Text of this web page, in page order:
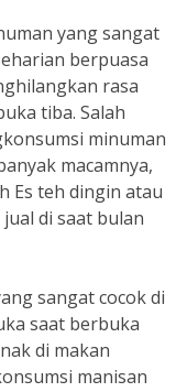
yang sangat
berpuasa
rasa
tiba. Salah
minuman
macamnya,
Es teh dingin atau
di saat bulan
sangat cocok di
saat berbuka
di makan
manisan